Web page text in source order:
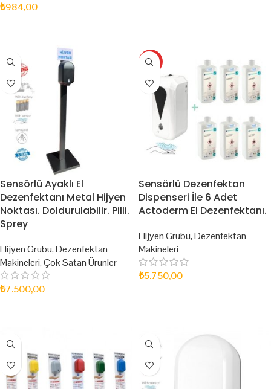
₺984,00
Sensörlü Ayaklı El
Dezenfektanı Metal Hijyen
Noktası. Doldurulabilir. Pilli.
Sprey
Hijyen Grubu,Dezenfektan
Makineleri,Çok Satan Ürünler
₺7.500,00
HOT
Sensörlü Dezenfektan
Dispenseri İle 6 Adet
Actoderm El Dezenfektanı.
Hijyen Grubu,Dezenfektan
Makineleri
₺5.750,00